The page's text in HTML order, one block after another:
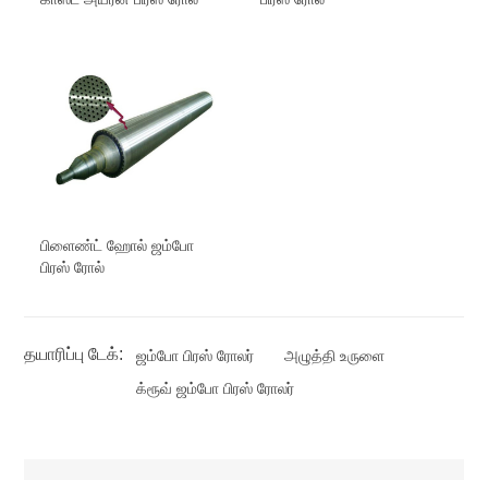
பிளைண்ட் ஹோல் ஜம்போ
பிரஸ் ரோல்
தயாரிப்பு டேக்: ஜம்போ பிரஸ் ரோலர்
அழுத்தி உருளை
க்ரூவ் ஜம்போ பிரஸ் ரோலர்